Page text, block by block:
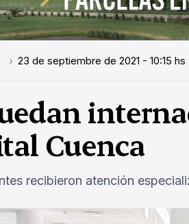
23 de septiembre de 2021 - 10:15 hs
Cuenca
recibieron atención